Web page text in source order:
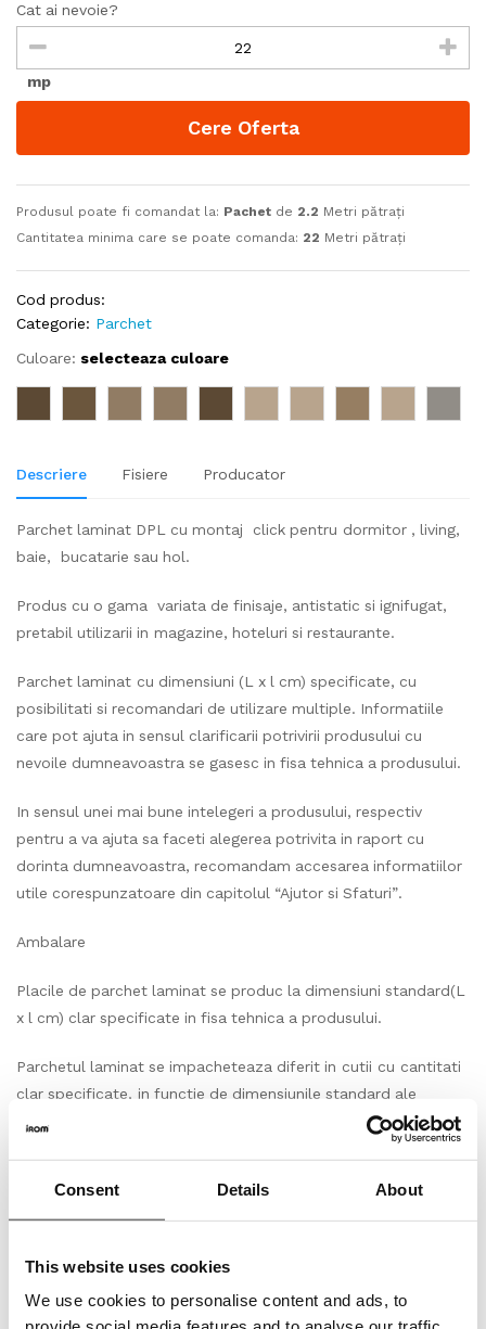
Consent Details About
This website uses cookies
We use cookies to personalise content and ads, to
Cat ai nevoie?
mp
Cere Oferta
Produsul poate fi comandat la: Pachet de 2.2 Metri pătrați
Cantitatea minima care se poate comanda: 22 Metri pătrați
Cod produs:
Categorie: Parchet
Culoare: selecteaza culoare
Descriere Fisiere Producator
Parchet laminat DPL cu montaj click pentru dormitor , living,
baie, bucatarie sau hol.
Produs cu o gama variata de finisaje, antistatic si ignifugat,
pretabil utilizarii in magazine, hoteluri si restaurante.
Parchet laminat cu dimensiuni (L x l cm) specificate, cu
posibilitati si recomandari de utilizare multiple. Informatiile
care pot ajuta in sensul clarificarii potrivirii produsului cu
nevoile dumneavoastra se gasesc in fisa tehnica a produsului.
In sensul unei mai bune intelegeri a produsului, respectiv
pentru a va ajuta sa faceti alegerea potrivita in raport cu
dorinta dumneavoastra, recomandam accesarea informatiilor
utile corespunzatoare din capitolul “Ajutor si Sfaturi”.
Ambalare
Placile de parchet laminat se produc la dimensiuni standard(L
x l cm) clar specificate in fisa tehnica a produsului.
Parchetul laminat se impacheteaza diferit in cutii cu cantitati
clar specificate, in functie de dimensiunile standard ale
placilor respectivului produs.
in m2(metri patrati) va fi livrata in cutii , fiecare cutie avand o
cantitate clar specificata in m2 (metri patrati/cutie). Asfel
respectiv achizitiona, va insemna un numar intreg de cutii.